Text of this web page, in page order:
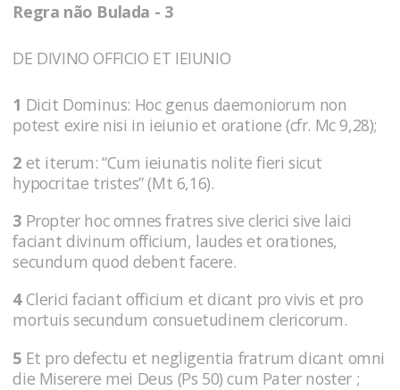
Regra não Bulada - 3
DE DIVINO OFFICIO ET IEIUNIO
1 Dicit Dominus: Hoc genus daemoniorum non
potest exire nisi in ieiunio et oratione (cfr. Mc 9,28);
2 et iterum: “Cum ieiunatis nolite fieri sicut
hypocritae tristes” (Mt 6,16).
3 Propter hoc omnes fratres sive clerici sive laici
faciant divinum officium, laudes et orationes,
secundum quod debent facere.
4Clerici faciant officium et dicant pro vivis et pro
mortuis secundum consuetudinem clericorum.
5 Et pro defectu et negligentia fratrum dicant omni
die Miserere mei Deus (Ps 50) cum Pater noster ;